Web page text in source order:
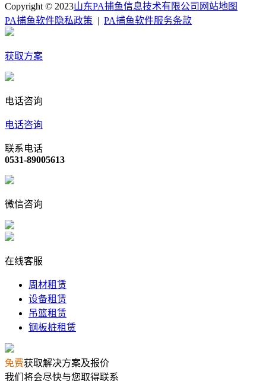
Copyright © 2023山东PA捕鱼信息技术有限公司 网站地图
PA捕鱼软件隐私政策
PA捕鱼软件服务条款
获取方案
电话咨询
电话咨询
联系电话
0531-89005613
微信咨询
在线客服
周材租赁
设备租赁
吊篮租赁
钢板桩租赁
免费获取解决方案及报价
我们将会尽快与您取得联系